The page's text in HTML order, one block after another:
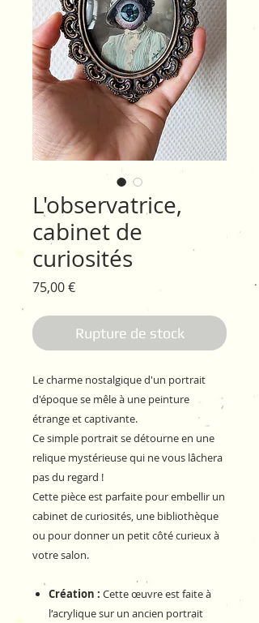
L'observatrice,
cabinet de
curiosités
75,00 €Prix
Rupture de stock
Le charme nostalgique d'un portrait
d'époque se mêle à une peinture
étrange et captivante.
Ce simple portrait se détourne en une
relique mystérieuse qui ne vous lâchera
pas du regard !
Cette pièce est parfaite pour embellir un
cabinet de curiosités, une bibliothèque
ou pour donner un petit côté curieux à
votre salon.
Création : Cette œuvre est faite à
l'acrylique sur un ancien portrait